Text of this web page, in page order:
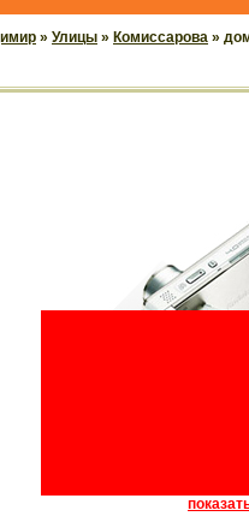
» Улицы » Комиссарова »